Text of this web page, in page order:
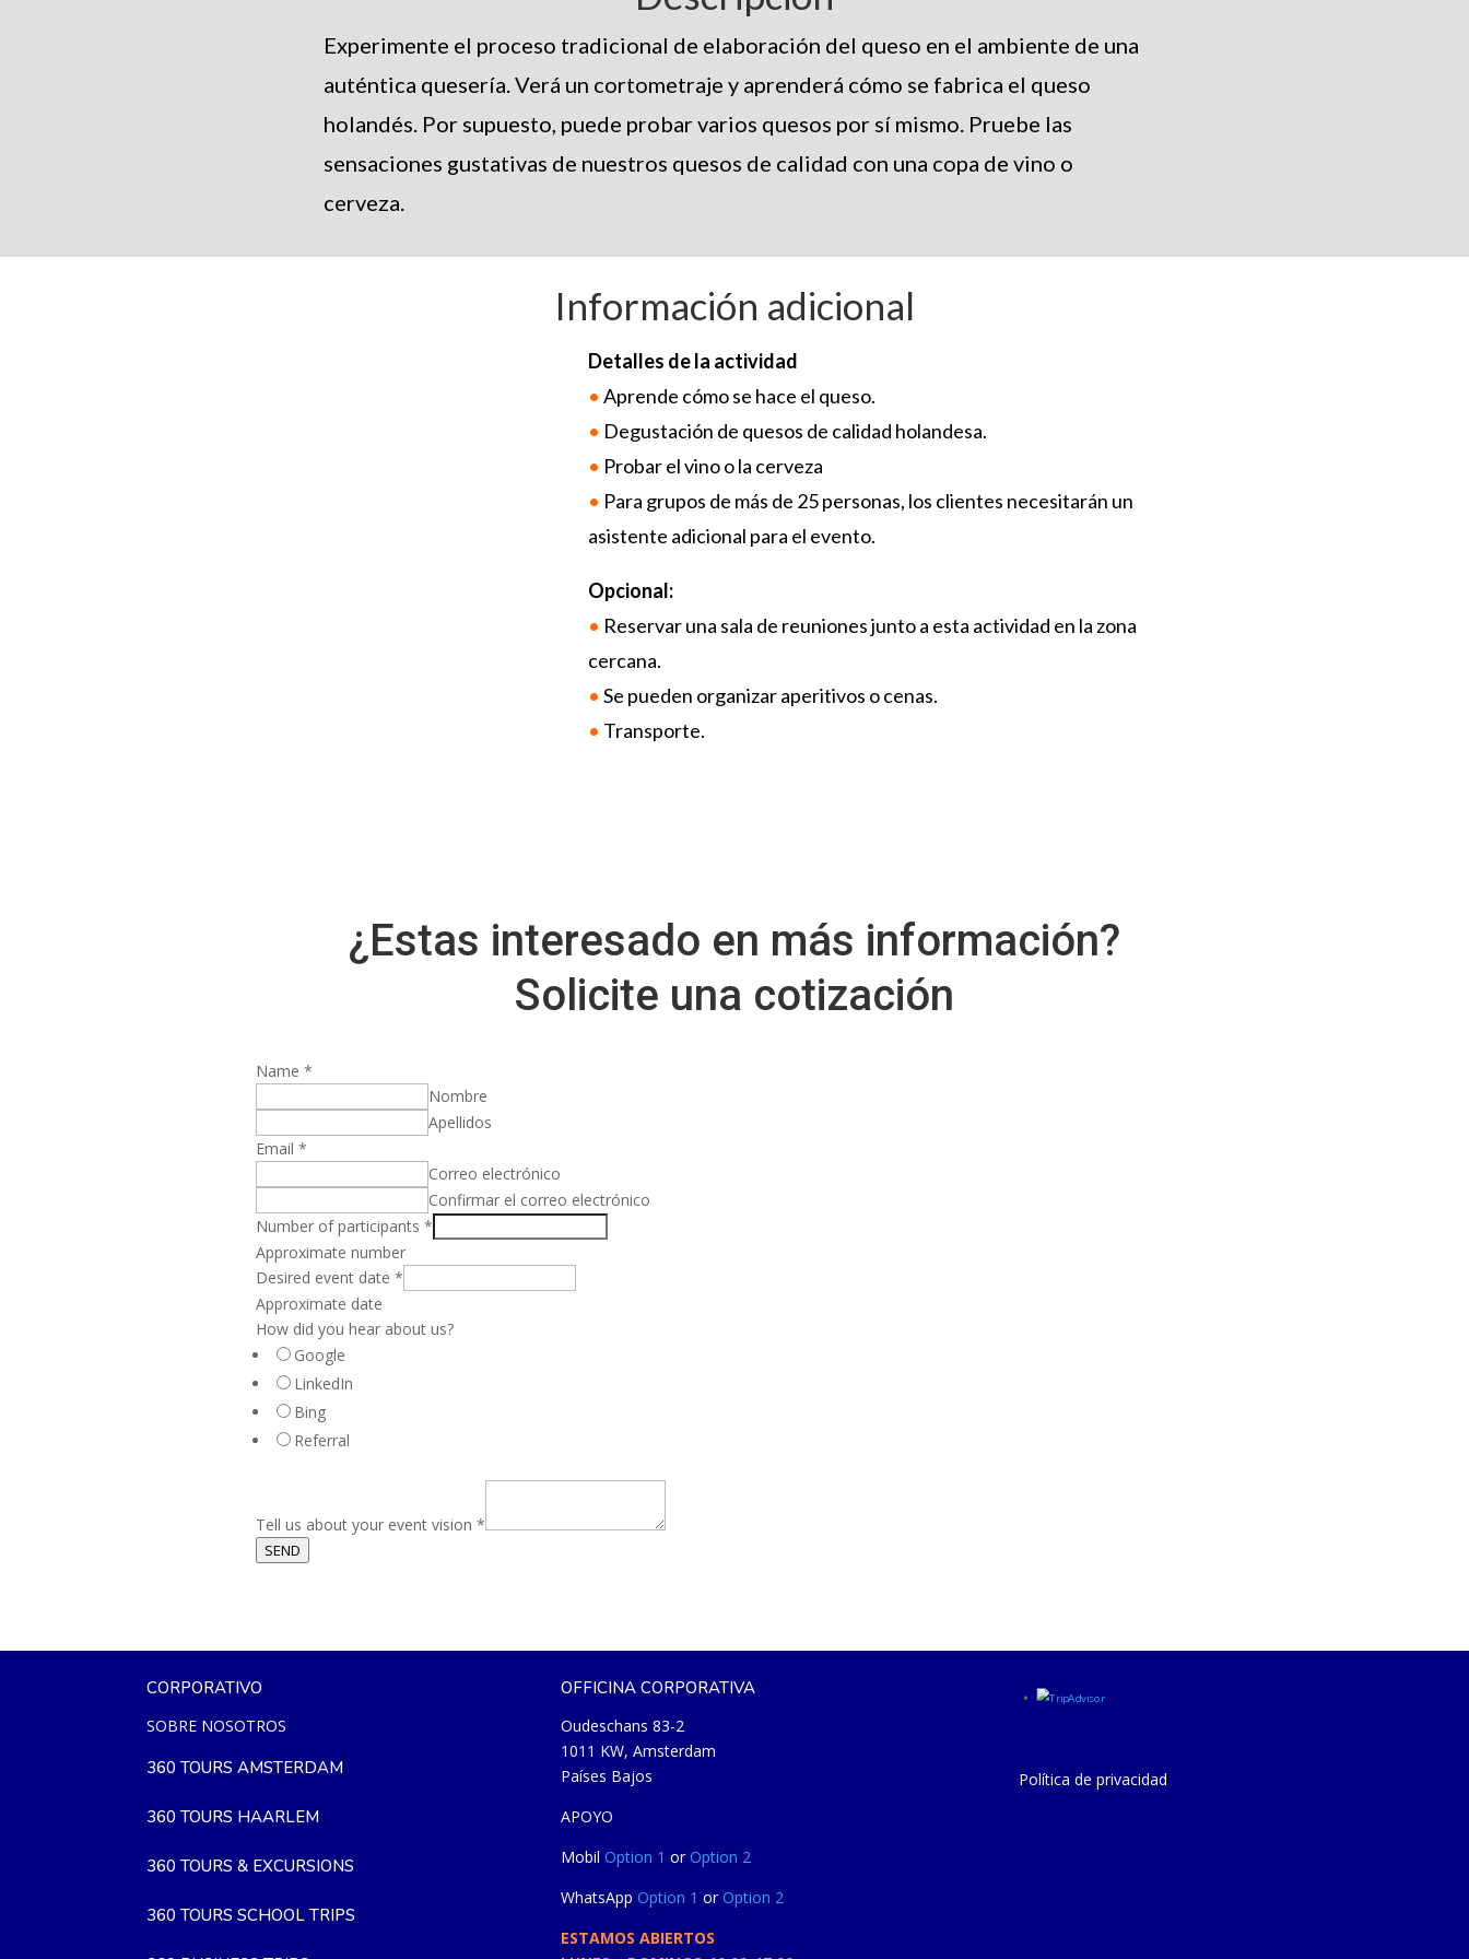
Experimente el proceso tradicional de elaboración del queso en el ambiente de una
auténtica quesería. Verá un cortometraje y aprenderá cómo se fabrica el queso
holandés. Por supuesto, puede probar varios quesos por sí mismo. Pruebe las
sensaciones gustativas de nuestros quesos de calidad con una copa de vino o
cerveza.
Información adicional
Detalles de la actividad
• Aprende cómo se hace el queso.
• Degustación de quesos de calidad holandesa.
• Probar el vino o la cerveza
• Para grupos de más de 25 personas, los clientes necesitarán un
asistente adicional para el evento.
Opcional:
• Reservar una sala de reuniones junto a esta actividad en la zona
cercana.
• Se pueden organizar aperitivos o cenas.
• Transporte.
¿Estas interesado en más información?
Solicite una cotización
Name*
Nombre
Apellidos
Email*
Correo electrónico
Confirmar el correo electrónico
Number of participants*
Approximate number
Desired event date*
Approximate date
How did you hear about us?
Google
LinkedIn
Bing
Referral
Tell us about your event vision*
SEND
CORPORATIVO
SOBRE NOSOTROS
360 TOURS AMSTERDAM
360 TOURS HAARLEM
360 TOURS & EXCURSIONS
360 TOURS SCHOOL TRIPS
OFFICINA CORPORATIVA
Oudeschans 83-2
1011 KW, Amsterdam
Países Bajos
APOYO
Mobil Option 1 or Option 2
WhatsApp Option 1 or Option 2
ESTAMOS ABIERTOS
Política de privacidad